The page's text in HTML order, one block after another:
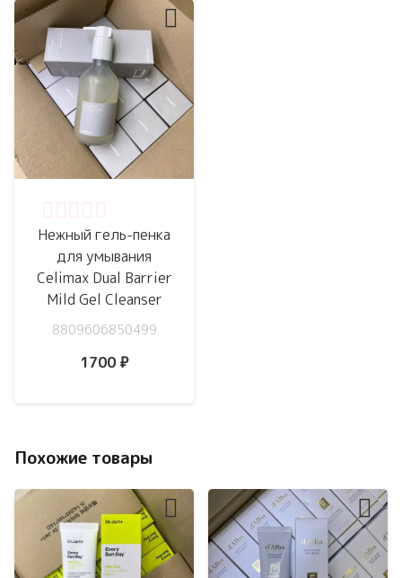
Нежный гель-пенка
для умывания
Celimax Dual Barrier
Mild Gel Cleanser
8809606850499
1700 ₽
Похожие товары